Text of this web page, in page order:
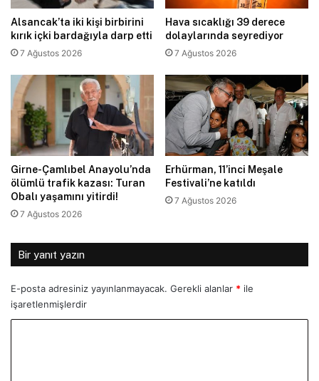
Alsancak’ta iki kişi birbirini
kırık içki bardağıyla darp etti
7 Ağustos 2026
Hava sıcaklığı 39 derece
dolaylarında seyrediyor
7 Ağustos 2026
Girne-Çamlıbel Anayolu’nda
ölümlü trafik kazası: Turan
Obalı yaşamını yitirdi!
7 Ağustos 2026
Erhürman, 11’inci Meşale
Festivali’ne katıldı
7 Ağustos 2026
Bir yanıt yazın
E-posta adresiniz yayınlanmayacak. Gerekli alanlar * ile
işaretlenmişlerdir